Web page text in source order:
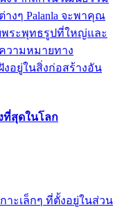
ๆ Palanla จะพาคุณ
พระพุทธรูปที่ใหญ่และ
วามหมายทาง
อยู่ในสิ่งก่อสร้างอัน
ที่สุดในโลก
าะเล็กๆ ที่ตั้งอยู่ในส่วน